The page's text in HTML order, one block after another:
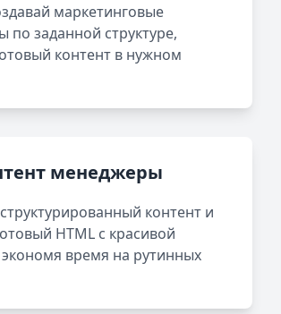
маркетинговые
по заданной структуре,
контент в нужном
менеджеры
контент и
HTML с красивой
экономя время на рутинных